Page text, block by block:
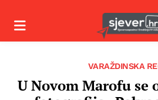
Izbornik
VARAŽDINSKA
U Novom Marofu se